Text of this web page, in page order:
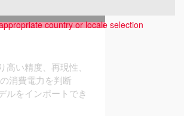
い精度、再現性、
消費電力を判断
ルをインポートでき
country or locale selection